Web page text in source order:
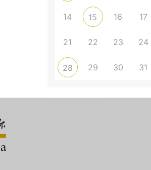
14 15 16 17
21 22 23 24
28 29 30 31